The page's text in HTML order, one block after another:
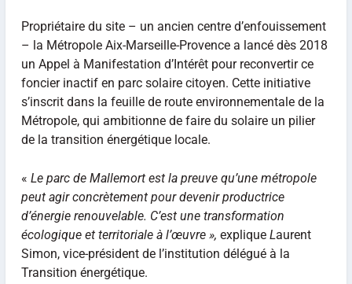
Propriétaire du site – un ancien centre d’enfouissement
– la Métropole Aix-Marseille-Provence a lancé dès 2018
un Appel à Manifestation d’Intérêt pour reconvertir ce
foncier inactif en parc solaire citoyen. Cette initiative
s’inscrit dans la feuille de route environnementale de la
Métropole, qui ambitionne de faire du solaire un pilier
de la transition énergétique locale.
« Le parc de Mallemort est la preuve qu’une métropole
peut agir concrètement pour devenir productrice
d’énergie renouvelable. C’est une transformation
écologique et territoriale à l’œuvre », expliqueLaurent
Simon, vice-président de l’institution délégué à la
Transition énergétique.